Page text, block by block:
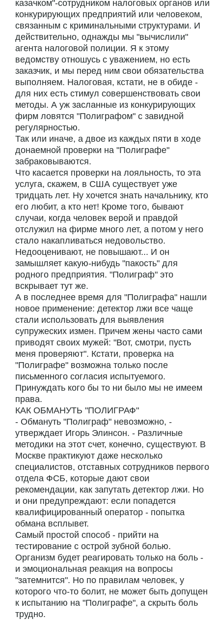
казачком"-сотрудником налоговых органов или
конкурирующих предприятий или человеком,
связанным с криминальными структурами. И
действительно, однажды мы "вычислили"
агента налоговой полиции. Я к этому
ведомству отношусь с уважением, но есть
заказчик, и мы перед ним свои обязательства
выполняем. Налоговая, кстати, не в обиде -
для них есть стимул совершенствовать свои
методы. А уж засланные из конкурирующих
фирм ловятся "Полиграфом" с завидной
регулярностью.
Так или иначе, а двое из каждых пяти в ходе
донаемной проверки на "Полиграфе"
забраковываются.
Что касается проверки на лояльность, то эта
услуга, скажем, в США существует уже
тридцать лет. Ну хочется знать начальнику, кто
его любит, а кто нет! Кроме того, бывают
случаи, когда человек верой и правдой
отслужил на фирме много лет, а потом у него
стало накапливаться недовольство.
Недооценивают, не повышают... И он
замышляет какую-нибудь "пакость" для
родного предприятия. "Полиграф" это
вскрывает тут же.
А в последнее время для "Полиграфа" нашли
новое применение: детектор лжи все чаще
стали использовать для выявления
супружеских измен. Причем жены часто сами
приводят своих мужей: "Вот, смотри, пусть
меня проверяют". Кстати, проверка на
"Полиграфе" возможна только после
письменного согласия испытуемого.
Принуждать кого бы то ни было мы не имеем
права.
КАК ОБМАНУТЬ "ПОЛИГРАФ"
- Обмануть "Полиграф" невозможно, -
утверждает Игорь Элинсон. - Различные
методики на этот счет, конечно, существуют. В
Москве практикуют даже несколько
специалистов, отставных сотрудников первого
отдела ФСБ, которые дают свои
рекомендации, как запутать детектор лжи. Но
и они предупреждают: если попадется
квалифицированный оператор - попытка
обмана всплывет.
Самый простой способ - прийти на
тестирование с острой зубной болью.
Организм будет реагировать только на боль -
и эмоциональная реакция на вопросы
"затемнится". Но по правилам человек, у
которого что-то болит, не может быть допущен
к испытанию на "Полиграфе", а скрыть боль
трудно.